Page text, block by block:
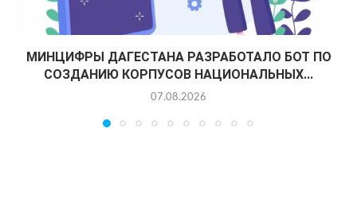
МИНЦИФРЫ ДАГЕСТАНА РАЗРАБОТАЛО БОТ ПО
СОЗДАНИЮ КОРПУСОВ НАЦИОНАЛЬНЫХ...
07.08.2026